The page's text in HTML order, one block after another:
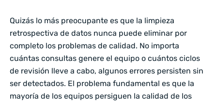
Quizás lo más preocupante es que la limpieza
retrospectiva de datos nunca puede eliminar por
completo los problemas de calidad. No importa
cuántas consultas genere el equipo o cuántos ciclos
de revisión lleve a cabo, algunos errores persisten sin
ser detectados. El problema fundamental es que la
mayoría de los equipos persiguen la calidad de los